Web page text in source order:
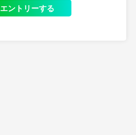
エントリーする